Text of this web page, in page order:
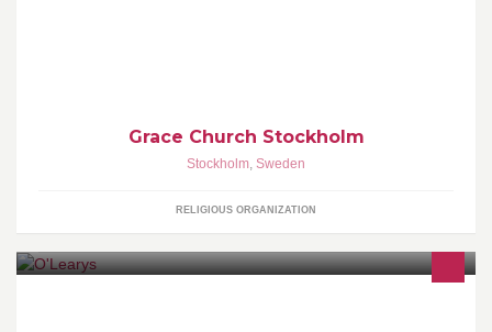
Grace Church Stockholm
Stockholm, Sweden
RELIGIOUS ORGANIZATION